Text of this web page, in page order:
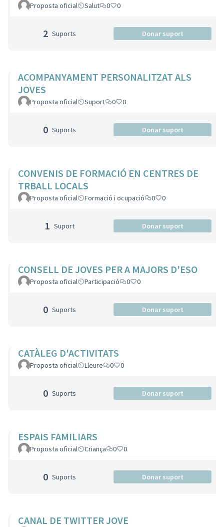
Proposta oficial Salut 0 0
2 Suports Donar suport
ACOMPANYAMENT PERSONALITZAT ALS
JOVES
Proposta oficial Suport 0 0
0 Suports Donar suport
CONVENIS DE FORMACIÓ EN CENTRES DE
TRBALL LOCALS
Proposta oficial Formació i ocupació 0 0
1 Suport Donar suport
CONSELL DE JOVES PER A MAJORS D'ESO
Proposta oficial Participació 0 0
0 Suports Donar suport
CATÀLEG D'ACTIVITATS
Proposta oficial Lleure 0 0
0 Suports Donar suport
ESPAIS FAMILIARS
Proposta oficial Criança 0 0
0 Suports Donar suport
CANAL DE TWITTER JOVE